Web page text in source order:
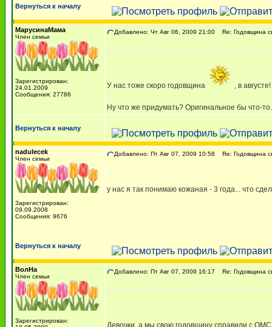
Вернуться к началу
МарусинаМама
Член семьи
Зарегистрирован:
24.01.2009
Сообщения: 27786
Добавлено: Чт Авг 06, 2009 21:00 Re: Годовщина
У нас тоже скоро годовщина , в
Ну что же придумать? Оригинальное бы что-
Вернуться к началу
nadulecek
Член семьи
Зарегистрирован:
09.09.2008
Сообщения: 9676
Добавлено: Пт Авг 07, 2009 10:58 Re: Годовщина
у нас я так понимаю кожаная - 3 года... что
Вернуться к началу
ВолНа
Член семьи
Зарегистрирован:
Добавлено: Пт Авг 07, 2009 16:17 Re: Годовщина
Девочки, а мы свою годовщину справили с